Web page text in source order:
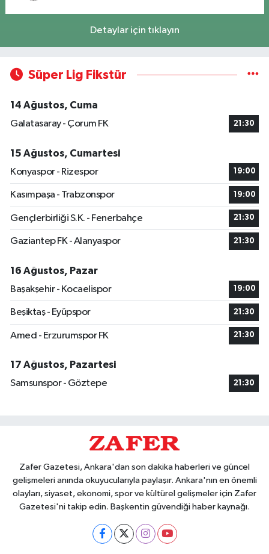
Detaylar için tıklayın
Süper Lig Fikstür
14 Ağustos, Cuma
Galatasaray - Çorum FK
21:30
15 Ağustos, Cumartesi
Konyaspor - Rizespor
19:00
Kasımpaşa - Trabzonspor 19:00
Gençlerbirliği S.K. - Fenerbahçe 21:30
Gaziantep FK - Alanyaspor 21:30
16 Ağustos, Pazar
Başakşehir - Kocaelispor
19:00
Beşiktaş - Eyüpspor 21:30
Amed - Erzurumspor FK 21:30
17 Ağustos, Pazartesi
Samsunspor - Göztepe
21:30
Zafer Gazetesi, Ankara'dan son dakika haberleri ve güncel
gelişmeleri anında okuyucularıyla paylaşır. Ankara'nın en önemli
olayları, siyaset, ekonomi, spor ve kültürel gelişmeler için Zafer
Gazetesi'ni takip edin. Başkentin güvendiği haber kaynağı.